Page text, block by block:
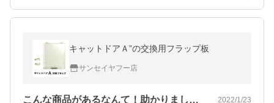
キャットドアＡ”の交換用フラップ板
サンセイヤフー店
こんな商品があるなんて！助かりました。 2022/1/23